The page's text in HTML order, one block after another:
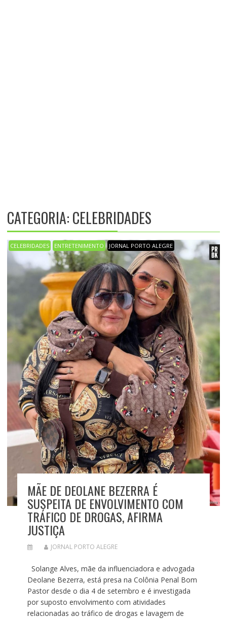
CATEGORIA: CELEBRIDADES
CELEBRIDADES ENTRETENIMENTO JORNAL PORTO ALEGRE
MÃE DE DEOLANE BEZERRA É
SUSPEITA DE ENVOLVIMENTO COM
TRÁFICO DE DROGAS, AFIRMA
JUSTIÇA
JORNAL PORTO ALEGRE
Solange Alves, mãe da influenciadora e advogada
Deolane Bezerra, está presa na Colônia Penal Bom
Pastor desde o dia 4 de setembro e é investigada
por suposto envolvimento com atividades
relacionadas ao tráfico de drogas e lavagem de